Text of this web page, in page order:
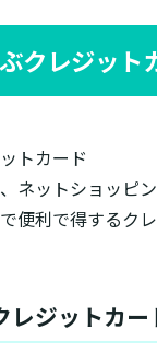
クレジット
トカード
ネットショッピ
便利で得するク
レジットカー